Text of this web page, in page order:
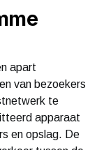
apart
van bezoekers
te
apparaat
en opslag. De